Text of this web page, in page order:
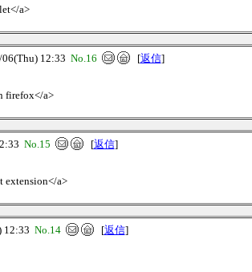
a>
12:33 No.16 [返信]
firefox</a>
No.15 [返信]
extension</a>
12:33 No.14 [返信]